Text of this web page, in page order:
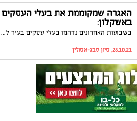
האגרה שמקוממת את בעלי העסקים
באשקלון:
בשבועות האחרונים נדהמו בעלי עסקים בעיר לקבל דרישת תשלום לא מוכרת לטענתם מהעירייה שנשאה את הכותרת "אגרת פינוי אשפה". מתווך שקיבל את הדרישה אמר ל"אשקלונים": "אני מייצר אולי שלוש שקיות אשפה בחודשיים, זה נראה כמו סחיטה". העירייה: "בעלי עסקים שיש להם השגה על החיוב מוזמנים לפנות"
28.10.21, סיון סבג-אסולין